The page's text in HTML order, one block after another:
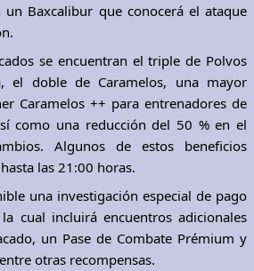
Baxcalibur que conocerá el ataque
se encuentran el triple de Polvos
el doble de Caramelos, una mayor
Caramelos ++ para entrenadores de
como una reducción del 50 % en el
Algunos de estos beneficios
las 21:00 horas.
una investigación especial de pago
cual incluirá encuentros adicionales
un Pase de Combate Prémium y
otras recompensas.